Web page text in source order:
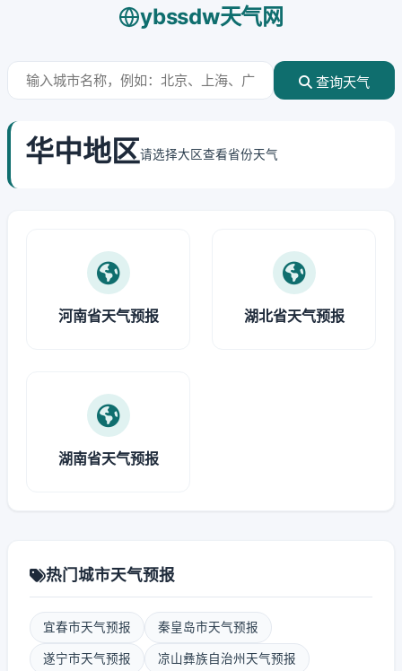
ybssdw天气网
查询天气
华中地区请选择大区查看省份天气
河南省天气预报 湖北省天气预报
湖南省天气预报
热门城市天气预报
宜春市天气预报 秦皇岛市天气预报
遂宁市天气预报 凉山彝族自治州天气预报